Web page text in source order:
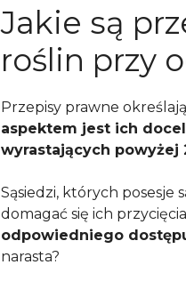
Jakie są
roślin przy
Przepisy prawne
aspektem jest ich
wyrastających powyżej
Sąsiedzi, których posesje
domagać się ich
odpowiedniego
narasta?